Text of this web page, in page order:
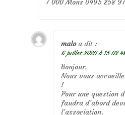
7 000 Mons 0495 258
malo a dit :
6 juillet 2020 à 15 03
Bonjour,
Nous vous
!
Pour une question
faudra d’abord
l’association.